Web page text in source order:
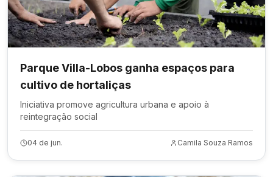
Parque Villa-Lobos ganha espaços para
cultivo de hortaliças
Iniciativa promove agricultura urbana e apoio à
reintegração social
04 de jun. Camila Souza Ramos